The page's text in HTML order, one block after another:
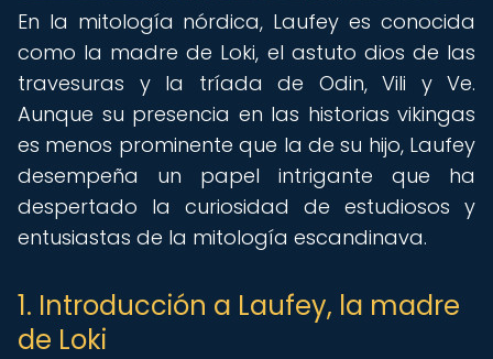
En la mitología nórdica, Laufey es conocida
como la madre de Loki, el astuto dios de las
travesuras y la tríada de Odin, Vili y Ve.
Aunque su presencia en las historias vikingas
es menos prominente que la de su hijo, Laufey
desempeña un papel intrigante que ha
despertado la curiosidad de estudiosos y
entusiastas de la mitología escandinava.
1. Introducción a Laufey, la madre
de Loki